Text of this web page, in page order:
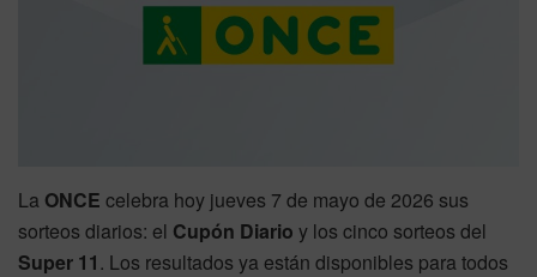
La ONCE celebra hoy jueves 7 de mayo de 2026 sus
sorteos diarios: el Cupón Diario y los cinco sorteos del
Super 11. Los resultados ya están disponibles para todos